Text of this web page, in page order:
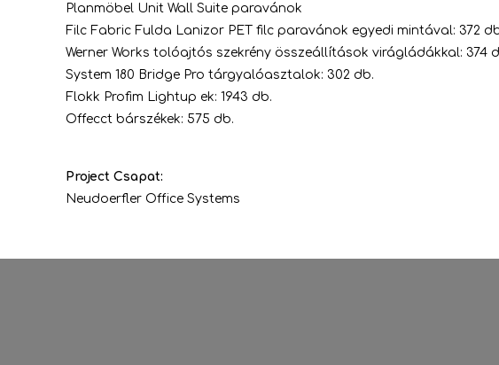
Planmöbel Unit Wall Suite paravánok
Filc Fabric Fulda Lanizor PET filc paravánok egyedi mintával: 372
Werner Works tolóajtós szekrény összeállítások virágládákkal: 374
System 180 Bridge Pro tárgyalóasztalok: 302 db.
Flokk Profim Lightup ek: 1943 db.
Offecct bárszékek: 575 db.
Project Csapat:
Neudoerfler Office Systems